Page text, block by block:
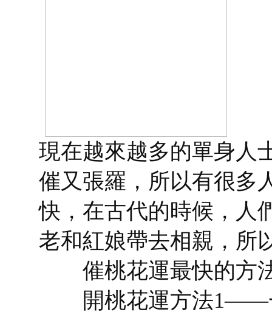
現在越來越多的單身人
催又張羅，所以有很多
快，在古代的時候，人
老和紅娘帶去相親，所
催桃花運最快的方
開桃花運方法1——一